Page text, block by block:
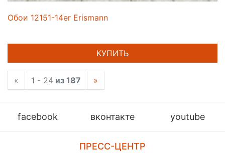
Обои 12151-14er Erismann
КУПИТЬ
« 1 - 24 из 187 »
facebook вконтакте youtube
ПРЕСС-ЦЕНТР